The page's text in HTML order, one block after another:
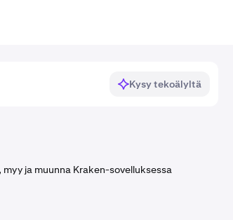
Kysy tekoälyltä
myy ja muunna Kraken-sovelluksessa